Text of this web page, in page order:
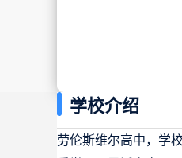
学校介绍
劳伦斯维尔高中，学